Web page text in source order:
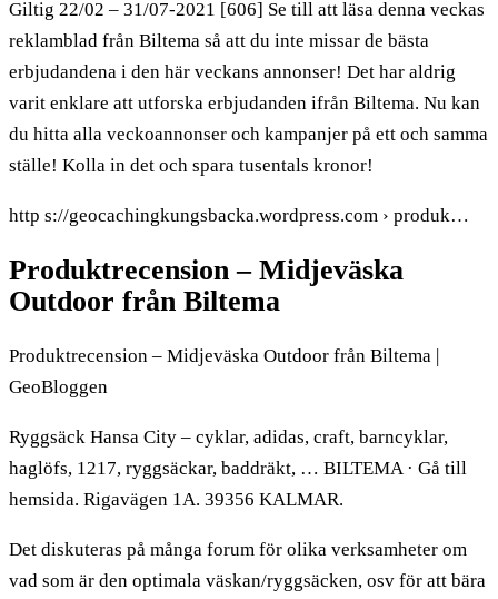
Giltig 22/02 – 31/07-2021 [606] Se till att läsa denna veckas
reklamblad från Biltema så att du inte missar de bästa
erbjudandena i den här veckans annonser! Det har aldrig
varit enklare att utforska erbjudanden ifrån Biltema. Nu kan
du hitta alla veckoannonser och kampanjer på ett och samma
ställe! Kolla in det och spara tusentals kronor!
http s://geocachingkungsbacka.wordpress.com › produk…
Produktrecension – Midjeväska
Outdoor från Biltema
Produktrecension – Midjeväska Outdoor från Biltema |
GeoBloggen
Ryggsäck Hansa City – cyklar, adidas, craft, barncyklar,
haglöfs, 1217, ryggsäckar, baddräkt, … BILTEMA · Gå till
hemsida. Rigavägen 1A. 39356 KALMAR.
Det diskuteras på många forum för olika verksamheter om
vad som är den optimala väskan/ryggsäcken, osv för att bära